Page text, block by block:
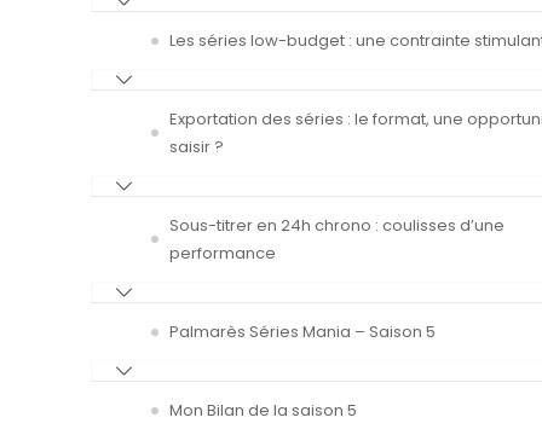
Les séries low-budget : une contrainte
Exportation des séries : le format, une
saisir ?
Sous-titrer en 24h chrono : coulisses d’une
performance
Palmarès Séries Mania – Saison 5
Mon Bilan de la saison 5